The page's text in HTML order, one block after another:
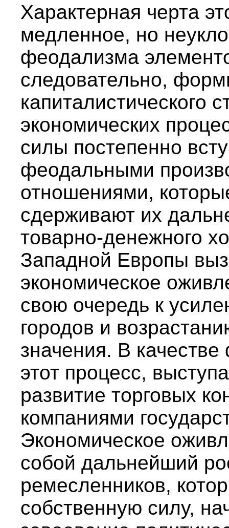
Характерная черта
медленное, но
феодализма
следовательно,
капиталистического
экономических
силы постепенно
феодальными
отношениями,
сдерживают их
товарно-денежного
Западной Европы
экономическое
свою очередь к
городов и
значения. В
этот процесс,
развитие торговых
компаниями
Экономическое
собой дальнейший
ремесленников,
собственную силу,